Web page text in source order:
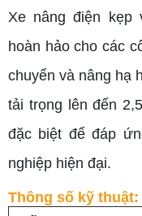
Xe nâng điện kẹp
hoàn hảo cho các
chuyển và nâng hạ
tải trọng lên đến
đặc biệt để đáp
nghiệp hiện đại.
Thông số kỹ thuật: